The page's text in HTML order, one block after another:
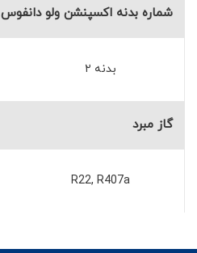
شماره بدنه اکسپنشن ولو دانفوس
بدنه ۲
گاز مبرد
R22, R407a